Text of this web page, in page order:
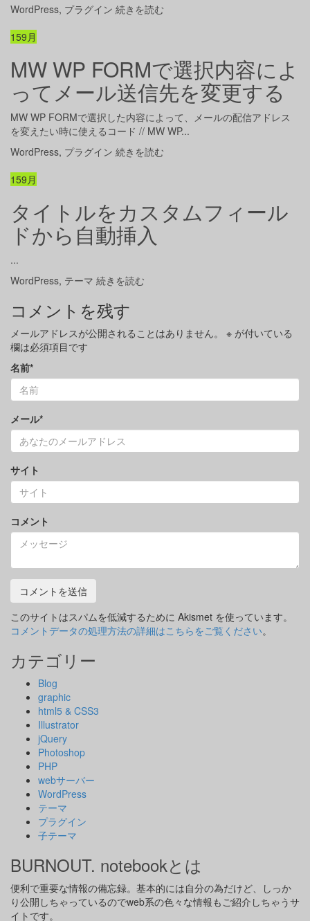
WordPress, プラグイン 続きを読む
159月
MW WP FORMで選択内容によ
ってメール送信先を変更する
MW WP FORMで選択した内容によって、メールの配信アドレス
を変えたい時に使えるコード // MW WP...
WordPress, プラグイン 続きを読む
159月
タイトルをカスタムフィール
ドから自動挿入
...
WordPress, テーマ 続きを読む
コメントを残す
メールアドレスが公開されることはありません。 ※ が付いている
欄は必須項目です
名前*
メール*
サイト
コメント
このサイトはスパムを低減するために Akismet を使っています。
コメントデータの処理方法の詳細はこちらをご覧ください。
カテゴリー
Blog
graphic
html5 & CSS3
Illustrator
jQuery
Photoshop
PHP
webサーバー
WordPress
テーマ
プラグイン
子テーマ
BURNOUT. notebookとは
便利で重要な情報の備忘録。基本的には自分の為だけど、しっか
り公開しちゃっているのでweb系の色々な情報もご紹介しちゃうサ
イトです。